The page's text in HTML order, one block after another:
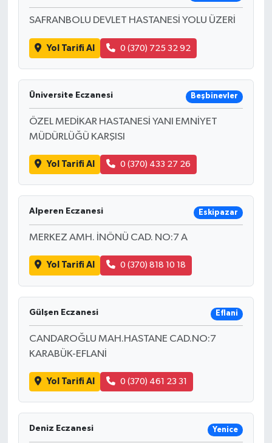
SAFRANBOLU DEVLET HASTANESİ YOLU ÜZERİ
Yol Tarifi Al 0 (370) 725 32 92
Üniversite Eczanesi Beşbinevler
ÖZEL MEDİKAR HASTANESİ YANI EMNİYET
MÜDÜRLÜĞÜ KARŞISI
Yol Tarifi Al 0 (370) 433 27 26
Alperen Eczanesi Eskipazar
MERKEZ AMH. İNÖNÜ CAD. NO:7 A
Yol Tarifi Al 0 (370) 818 10 18
Gülşen Eczanesi Eflani
CANDAROĞLU MAH.HASTANE CAD.NO:7
KARABÜK-EFLANİ
Yol Tarifi Al 0 (370) 461 23 31
Deniz Eczanesi Yenice